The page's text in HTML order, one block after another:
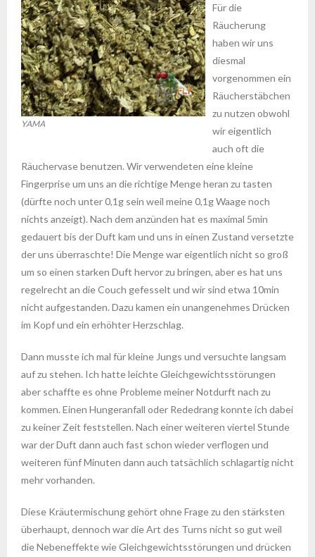
YAMA
Für die
Räucherung
haben wir uns
diesmal
vorgenommen ein
Räucherstäbchen
zu nutzen obwohl
wir eigentlich
auch oft die
Räuchervase benutzen. Wir verwendeten eine kleine
Fingerprise um uns an die richtige Menge heran zu tasten
(dürfte noch unter 0,1g sein weil meine 0,1g Waage noch
nichts anzeigt). Nach dem anzünden hat es maximal 5min
gedauert bis der Duft kam und uns in einen Zustand versetzte
der uns überraschte! Die Menge war eigentlich nicht so groß
um so einen starken Duft hervor zu bringen, aber es hat uns
regelrecht an die Couch gefesselt und wir sind etwa 10min
nicht aufgestanden. Dazu kamen ein unangenehmes Drücken
im Kopf und ein erhöhter Herzschlag.
Dann musste ich mal für kleine Jungs und versuchte langsam
auf zu stehen. Ich hatte leichte Gleichgewichtsstörungen
aber schaffte es ohne Probleme meiner Notdurft nach zu
kommen. Einen Hungeranfall oder Rededrang konnte ich dabei
zu keiner Zeit feststellen. Nach einer weiteren viertel Stunde
war der Duft dann auch fast schon wieder verflogen und
weiteren fünf Minuten dann auch tatsächlich schlagartig nicht
mehr vorhanden.
Diese Kräutermischung gehört ohne Frage zu den stärksten
überhaupt, dennoch war die Art des Turns nicht so gut weil
die Nebeneffekte wie Gleichgewichtsstörungen und drücken